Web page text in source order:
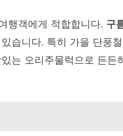
행객에게 적합합니다. 구
습니다. 특히 가을 단풍
는 오리주물럭으로 든든